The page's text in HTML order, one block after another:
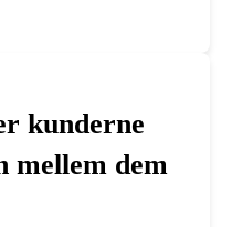
kunderne
mellem dem